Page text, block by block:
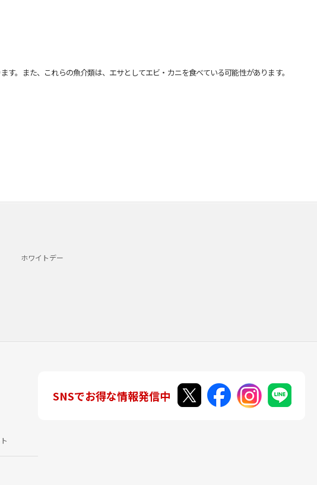
。また、これらの魚介類は、エサとしてエビ・カニを食べている可能性があります。
ホワイトデー
SNSでお得な情報発信中